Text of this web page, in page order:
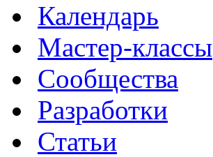
Календарь
Мастер-классы
Сообщества
Разработки
Статьи